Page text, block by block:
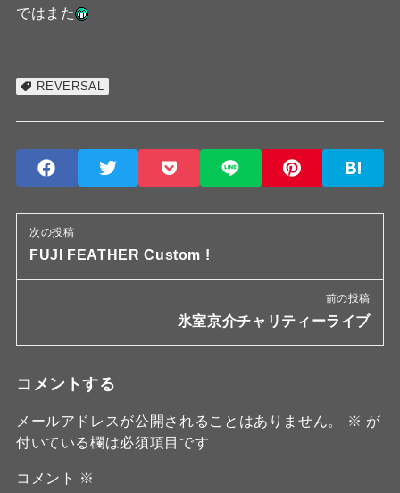
ではまた
REVERSAL
次の投稿
FUJI FEATHER Custom !
前の投稿
氷室京介チャリティーライブ
コメントする
メールアドレスが公開されることはありません。 ※ が
付いている欄は必須項目です
コメント ※